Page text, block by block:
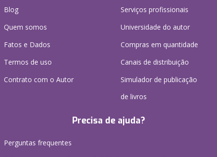
Blog
Quem somos
Fatos e Dados
Termos de uso
Contrato com o Autor
Serviços profissionais
Universidade do autor
Compras em quantidade
Canais de distribuição
Simulador de publicação
de livros
Precisa de ajuda?
Perguntas frequentes